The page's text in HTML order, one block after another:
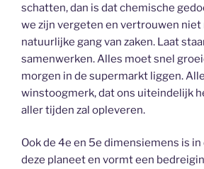
schatten, dan is dat chemische
we zijn vergeten en vertrouwen niet
natuurlijke gang van zaken. Laat
samenwerken. Alles moet snel
morgen in de supermarkt liggen.
winstoogmerk, dat ons uiteindelijk
aller tijden zal opleveren.
Ook de 4e en 5e dimensiemens is
deze planeet en vormt een